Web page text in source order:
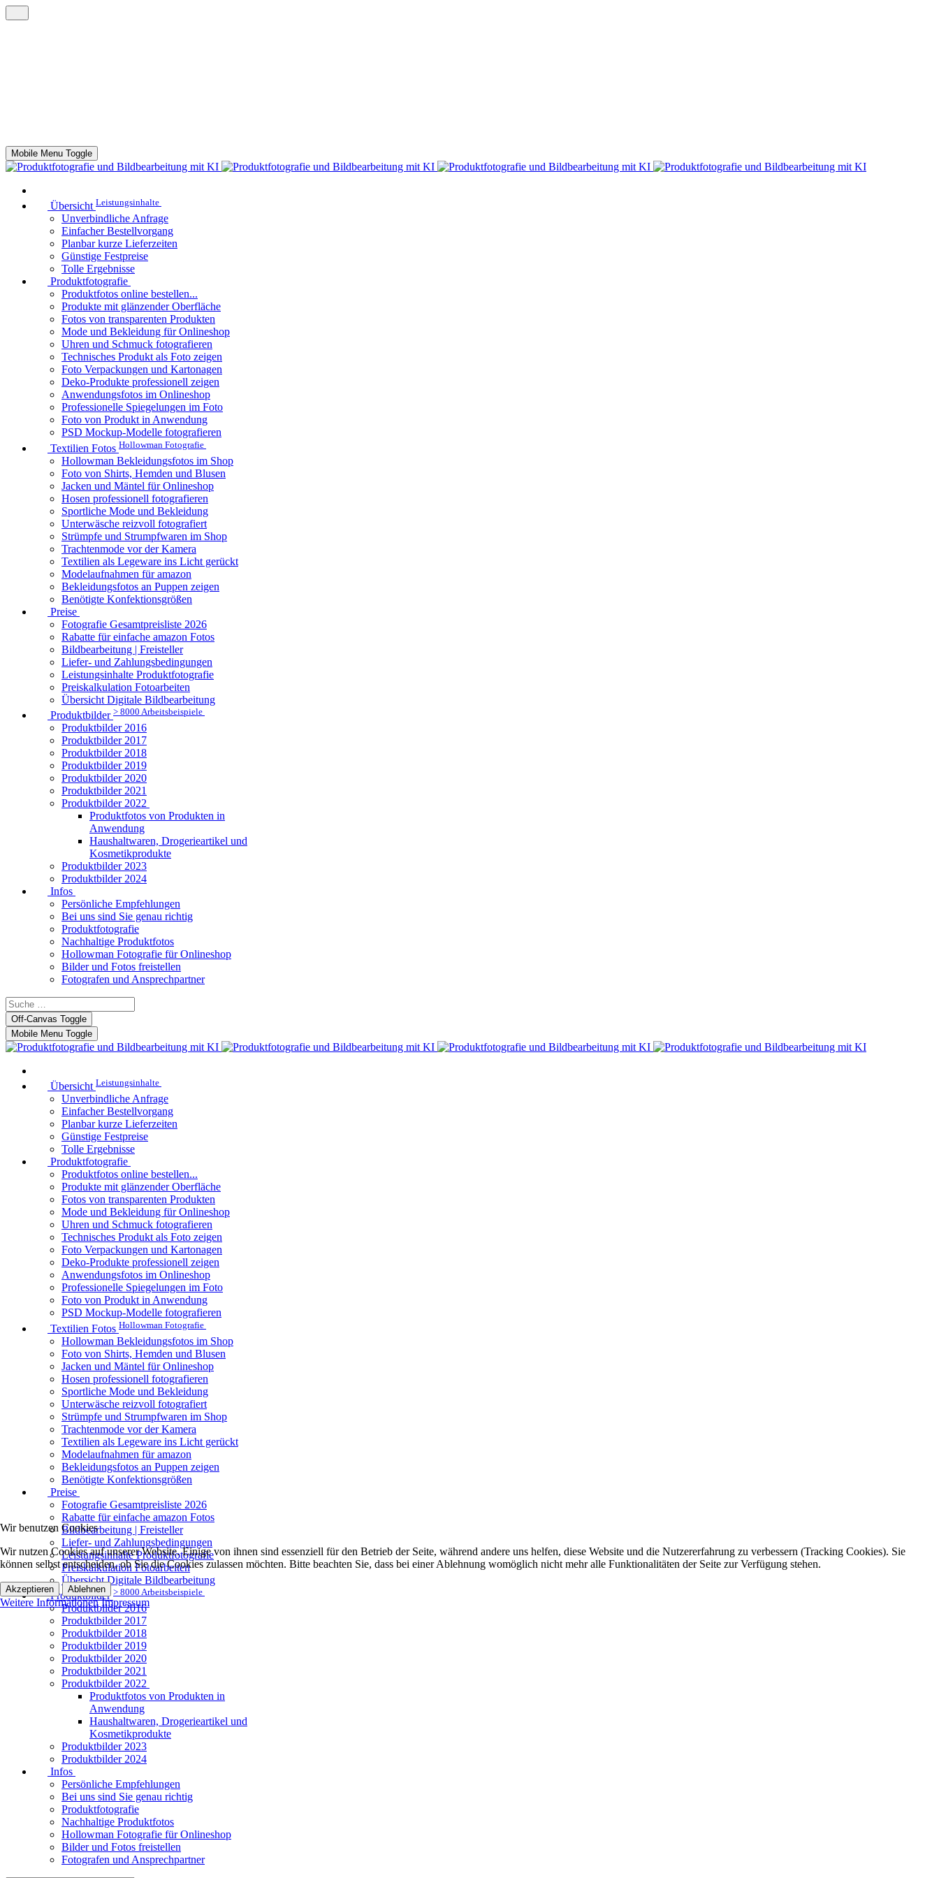
Mobile Menu Toggle
Übersicht Leistungsinhalte
Unverbindliche Anfrage
Einfacher Bestellvorgang
Planbar kurze Lieferzeiten
Günstige Festpreise
Tolle Ergebnisse
Produktfotografie
Produktfotos online bestellen...
Produkte mit glänzender Oberfläche
Fotos von transparenten Produkten
Mode und Bekleidung für Onlineshop
Uhren und Schmuck fotografieren
Technisches Produkt als Foto zeigen
Foto Verpackungen und Kartonagen
Deko-Produkte professionell zeigen
Anwendungsfotos im Onlineshop
Professionelle Spiegelungen im Foto
Foto von Produkt in Anwendung
PSD Mockup-Modelle fotografieren
Textilien Fotos Hollowman Fotografie
Hollowman Bekleidungsfotos im Shop
Foto von Shirts, Hemden und Blusen
Jacken und Mäntel für Onlineshop
Hosen professionell fotografieren
Sportliche Mode und Bekleidung
Unterwäsche reizvoll fotografiert
Strümpfe und Strumpfwaren im Shop
Trachtenmode vor der Kamera
Textilien als Legeware ins Licht gerückt
Modelaufnahmen für amazon
Bekleidungsfotos an Puppen zeigen
Benötigte Konfektionsgrößen
Preise
Fotografie Gesamtpreisliste 2026
Rabatte für einfache amazon Fotos
Bildbearbeitung | Freisteller
Liefer- und Zahlungsbedingungen
Leistungsinhalte Produktfotografie
Preiskalkulation Fotoarbeiten
Übersicht Digitale Bildbearbeitung
Produktbilder > 8000 Arbeitsbeispiele
Produktbilder 2016
Produktbilder 2017
Produktbilder 2018
Produktbilder 2019
Produktbilder 2020
Produktbilder 2021
Produktbilder 2022
Produktfotos von Produkten in
Anwendung
Haushaltwaren, Drogerieartikel und
Kosmetikprodukte
Produktbilder 2023
Produktbilder 2024
Infos
Persönliche Empfehlungen
Bei uns sind Sie genau richtig
Produktfotografie
Nachhaltige Produktfotos
Hollowman Fotografie für Onlineshop
Bilder und Fotos freistellen
Fotografen und Ansprechpartner
Off-Canvas Toggle
Mobile Menu Toggle
Übersicht Leistungsinhalte
Unverbindliche Anfrage
Einfacher Bestellvorgang
Planbar kurze Lieferzeiten
Günstige Festpreise
Tolle Ergebnisse
Produktfotografie
Produktfotos online bestellen...
Produkte mit glänzender Oberfläche
Fotos von transparenten Produkten
Mode und Bekleidung für Onlineshop
Uhren und Schmuck fotografieren
Technisches Produkt als Foto zeigen
Foto Verpackungen und Kartonagen
Deko-Produkte professionell zeigen
Anwendungsfotos im Onlineshop
Professionelle Spiegelungen im Foto
Foto von Produkt in Anwendung
PSD Mockup-Modelle fotografieren
Textilien Fotos Hollowman Fotografie
Hollowman Bekleidungsfotos im Shop
Foto von Shirts, Hemden und Blusen
Jacken und Mäntel für Onlineshop
Hosen professionell fotografieren
Sportliche Mode und Bekleidung
Unterwäsche reizvoll fotografiert
Strümpfe und Strumpfwaren im Shop
Trachtenmode vor der Kamera
Textilien als Legeware ins Licht gerückt
Modelaufnahmen für amazon
Bekleidungsfotos an Puppen zeigen
Benötigte Konfektionsgrößen
Preise
Fotografie Gesamtpreisliste 2026
Rabatte für einfache amazon Fotos
Bildbearbeitung | Freisteller
Liefer- und Zahlungsbedingungen
Leistungsinhalte Produktfotografie
Preiskalkulation Fotoarbeiten
Übersicht Digitale Bildbearbeitung
Produktbilder > 8000 Arbeitsbeispiele
Produktbilder 2016
Produktbilder 2017
Produktbilder 2018
Produktbilder 2019
Produktbilder 2020
Produktbilder 2021
Produktbilder 2022
Produktfotos von Produkten in
Anwendung
Haushaltwaren, Drogerieartikel und
Kosmetikprodukte
Produktbilder 2023
Produktbilder 2024
Infos
Persönliche Empfehlungen
Bei uns sind Sie genau richtig
Produktfotografie
Nachhaltige Produktfotos
Hollowman Fotografie für Onlineshop
Bilder und Fotos freistellen
Fotografen und Ansprechpartner
Wir benutzen Cookies
Wir nutzen Cookies auf unserer Website. Einige von ihnen sind essenziell für den Betrieb der Seite, während andere uns helfen, diese Website und die Nutzererfahrung zu verbessern (Tracking Cookies). Sie
können selbst entscheiden, ob Sie die Cookies zulassen möchten. Bitte beachten Sie, dass bei einer Ablehnung womöglich nicht mehr alle Funktionalitäten der Seite zur Verfügung stehen.
Akzeptieren Ablehnen
Weitere Informationen Impressum